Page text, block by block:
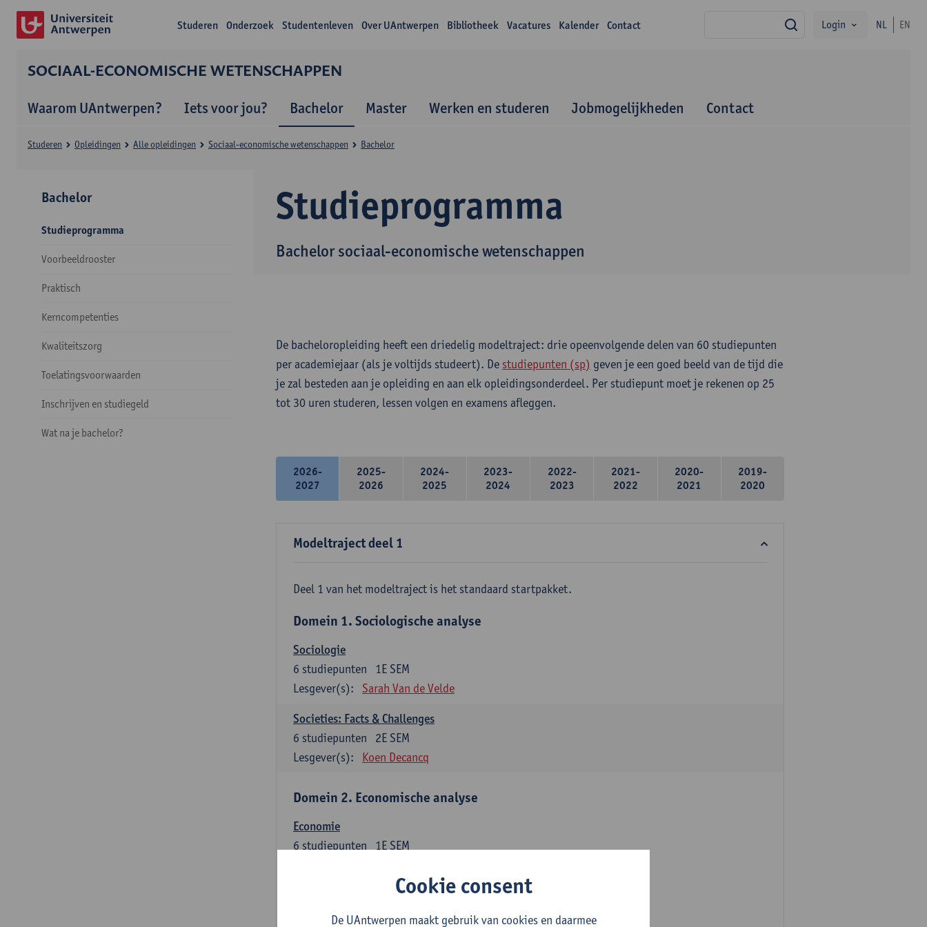
Studeren Onderzoek Studentenleven Over UAntwerpen Bibliotheek Vacatures Kalender Contact zoekLogin NL EN
SOCIAAL-ECONOMISCHE WETENSCHAPPEN
Waarom UAntwerpen? Iets voor jou? Bachelor Master Werken en studeren Jobmogelijkheden Contact
Studieprogramma
Bachelor sociaal-economische wetenschappen
Studeren Opleidingen Alle opleidingen Sociaal-economische wetenschappen Bachelor
Bachelor
Studieprogramma
Voorbeeldrooster
Praktisch
Kerncompetenties
Kwaliteitszorg
Toelatingsvoorwaarden
Inschrijven en studiegeld
Wat na je bachelor?
De bacheloropleiding heeft een driedelig modeltraject: drie opeenvolgende delen van 60 studiepunten
per academiejaar (als je voltijds studeert). De studiepunten (sp) geven je een goed beeld van de tijd die
je zal besteden aan je opleiding en aan elk opleidingsonderdeel. Per studiepunt moet je rekenen op 25
tot 30 uren studeren, lessen volgen en examens afleggen.
2026-
2027
2025-
2026
2024-
2025
2023-
2024
2022-
2023
2021-
2022
2020-
2021
2019-
2020
Modeltraject deel 1
Deel 1 van het modeltraject is het standaard startpakket.
Domein 1. Sociologische analyse
Sociologie
1E SEM
6 studiepunten
Lesgever(s):
Sarah Van de Velde
Societies: Facts & Challenges
2E SEM
6 studiepunten
Lesgever(s):
Koen Decancq
Domein 2. Economische analyse
Economie
1E SEM
6 studiepunten
Cookie consent
De UAntwerpen maakt gebruik van cookies en daarmee